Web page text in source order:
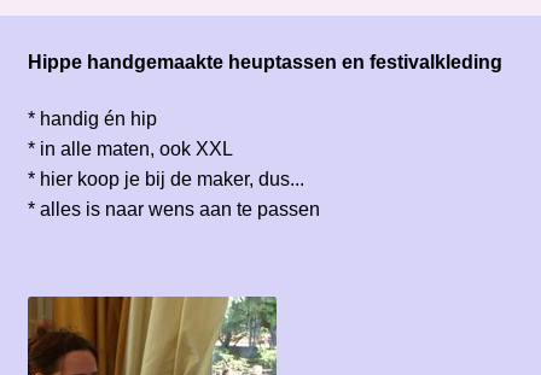
Hippe handgemaakte heuptassen en festivalkleding
* handig én hip
* in alle maten, ook XXL
* hier koop je bij de maker, dus...
* alles is naar wens aan te passen